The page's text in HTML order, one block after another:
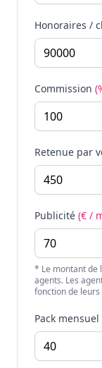
Honoraires /
Commission
Retenue par
Publicité (€ /
* Le montant de
agents. Les
fonction de leurs
Pack mensuel